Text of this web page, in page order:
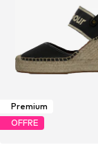
Premium
OFFRE